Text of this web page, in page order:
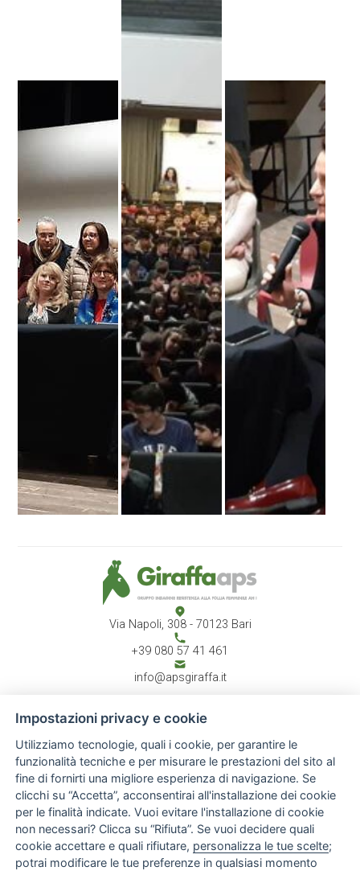
Via Napoli, 308 - 70123 Bari
+39 080 57 41 461
info@apsgiraffa.it
CHI SIAMO
Associazione
Atto costitutivo
Report annuale
Staff
ATTIVITÀ
News & Eventi
Progetti
Rassegna stampa
Gallery
Impostazioni privacy e cookie
Utilizziamo tecnologie, quali i cookie, per garantire le
funzionalità tecniche e per misurare le prestazioni del sito al
fine di fornirti una migliore esperienza di navigazione. Se
clicchi su “Accetta”, acconsentirai all'installazione dei cookie
per le finalità indicate. Vuoi evitare l'installazione di cookie
non necessari? Clicca su “Rifiuta”. Se vuoi decidere quali
cookie accettare e quali rifiutare, personalizza le tue scelte;
potrai modificare le tue preferenze in qualsiasi momento